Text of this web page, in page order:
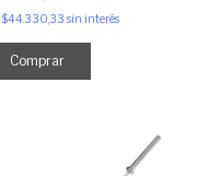
$44.330,33 sin interés